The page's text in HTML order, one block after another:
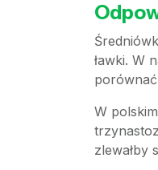
ławki. W
W
zlewałby